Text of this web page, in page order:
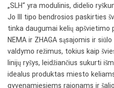
„SLH“ yra modulinis, didelio
Jo III tipo bendrosios paskirties
tinka daugumai kelių
NEMA ir ZHAGA sąsajomis ir
valdymo režimus, tokius kaip
linijų ryšys, leidžiančius sukurti
idealus produktas miesto
gyvenamiesiems rajonams ir